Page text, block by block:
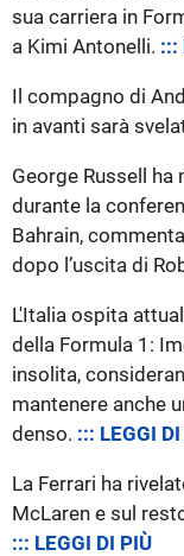
sua carriera in
a Kimi Antonelli. :::
Il compagno di
in avanti sarà
George Russell
durante la
Bahrain,
dopo l’uscita di
L'Italia ospita
della Formula 1:
insolita,
mantenere anche
denso. ::: LEGGI
La Ferrari ha
McLaren e sul
::: LEGGI DI PIÙ